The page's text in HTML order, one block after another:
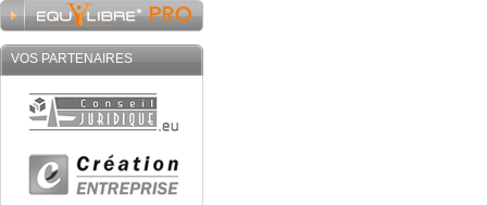
VOS PARTENAIRES